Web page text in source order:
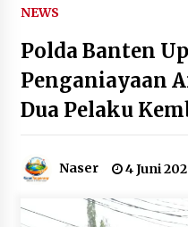
Darah
Inovasi
bagi
NEWS
Polda Banten
Penganiayaan
Dua Pelaku
Naser 4 Juni